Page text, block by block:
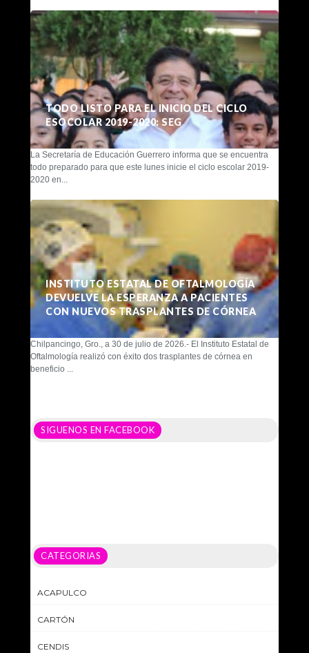
TODO LISTO PARA EL INICIO DEL CICLO
ESOCOLAR 2019-2020: SEG
La Secretaría de Educación Guerrero informa que se encuentra
todo preparado para que este lunes inicie el ciclo escolar 2019-
2020 en...
INSTITUTO ESTATAL DE OFTALMOLOGÍA
DEVUELVE LA ESPERANZA A PACIENTES
CON NUEVOS TRASPLANTES DE CÓRNEA
Chilpancingo, Gro., a 30 de julio de 2026.- El Instituto Estatal de
Oftalmología realizó con éxito dos trasplantes de córnea en
beneficio ...
SIGUENOS EN FACEBOOK
CATEGORIAS
ACAPULCO
CARTÓN
CENDIS